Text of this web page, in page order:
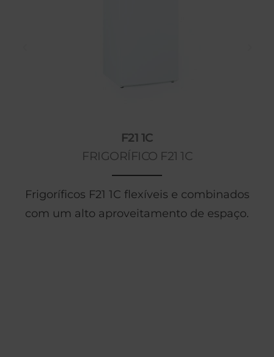
F21 1C
FRIGORÍFICO F21 1C
Frigoríficos F21 1C flexíveis e combinados
com um alto aproveitamento de espaço.